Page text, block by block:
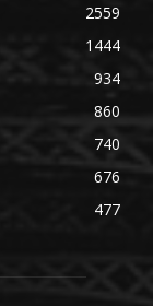
2559
1444
934
860
740
676
477